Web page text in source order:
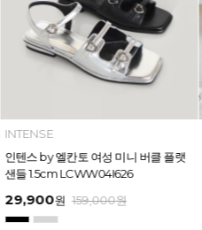
INTENSE
인텐스 by 엘칸토 여성 미니 버클 플랫
샌들 1.5cm LCWW04I626
29,900원 159,000원